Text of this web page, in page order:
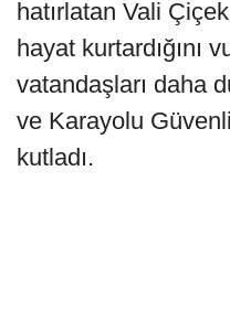
hatırlatan Vali
hayat kurtardığını
vatandaşları daha
ve Karayolu
kutladı.